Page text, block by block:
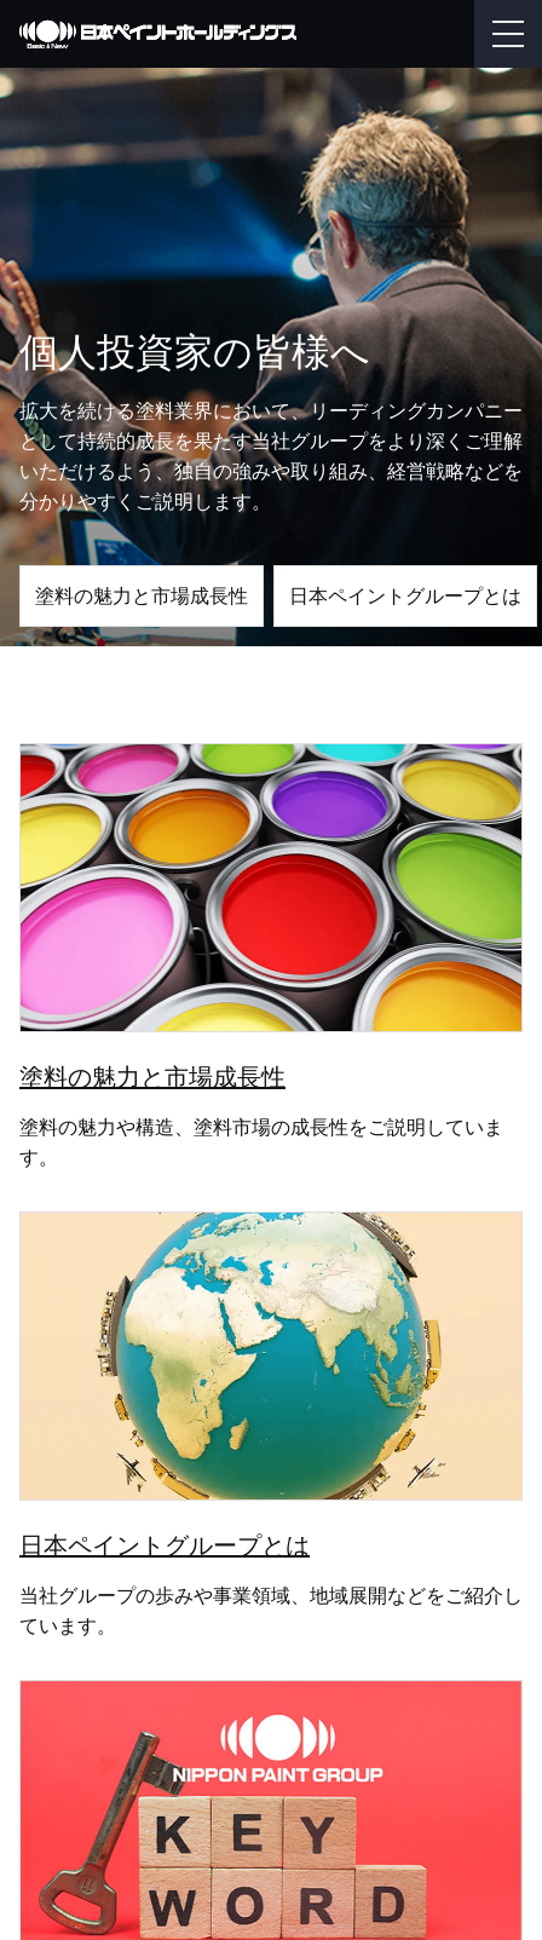
個人投資家の皆様へ
拡大を続ける塗料業界において、リーディングカンパニー
として持続的成長を果たす当社グループをより深くご理解
いただけるよう、独自の強みや取り組み、経営戦略などを
分かりやすくご説明します。
塗料の魅力と市場成長性 日本ペイントグループとは
塗料の魅力と市場成長性
塗料の魅力や構造、塗料市場の成長性をご説明していま
す。
日本ペイントグループとは
当社グループの歩みや事業領域、地域展開などをご紹介し
ています。